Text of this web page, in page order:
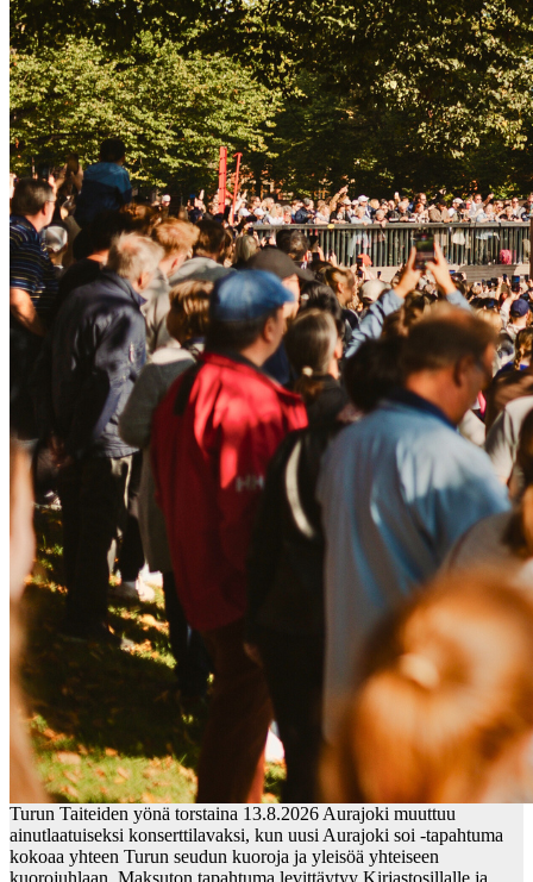
Turun Taiteiden yönä torstaina 13.8.2026 Aurajoki muuttuu
ainutlaatuiseksi konserttilavaksi, kun uusi Aurajoki soi -tapahtuma
kokoaa yhteen Turun seudun kuoroja ja yleisöä yhteiseen
kuorojuhlaan. Maksuton tapahtuma levittäytyy Kirjastosillalle ja